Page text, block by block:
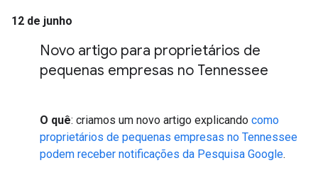
12 de junho
Novo artigo para proprietários de
pequenas empresas no Tennessee
O quê: criamos um novo artigo explicando como
proprietários de pequenas empresas no Tennessee
podem receber notificações da Pesquisa Google.